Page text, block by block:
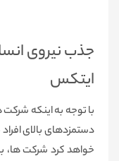
جذب نیروی
ایتکس
با توجه به اینکه شرکت
دستمزدهای بالای
خواهد کرد شرکت ها،